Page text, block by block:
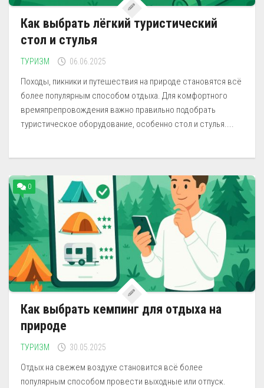
Как выбрать лёгкий туристический
стол и стулья
ТУРИЗМ 06.06.2025
Походы, пикники и путешествия на природе становятся всё
более популярным способом отдыха. Для комфортного
времяпрепровождения важно правильно подобрать
туристическое оборудование, особенно стол и стулья....
0
Как выбрать кемпинг для отдыха на
природе
ТУРИЗМ 30.05.2025
Отдых на свежем воздухе становится всё более
популярным способом провести выходные или отпуск.